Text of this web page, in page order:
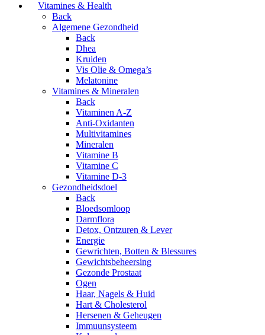
Vitamines & Health
Back
Algemene Gezondheid
Back
Dhea
Kruiden
Vis Olie & Omega’s
Melatonine
Vitamines & Mineralen
Back
Vitaminen A-Z
Anti-Oxidanten
Multivitamines
Mineralen
Vitamine B
Vitamine C
Vitamine D-3
Gezondheidsdoel
Back
Bloedsomloop
Darmflora
Detox, Ontzuren & Lever
Energie
Gewrichten, Botten & Blessures
Gewichtsbeheersing
Gezonde Prostaat
Ogen
Haar, Nagels & Huid
Hart & Cholesterol
Hersenen & Geheugen
Immuunsysteem